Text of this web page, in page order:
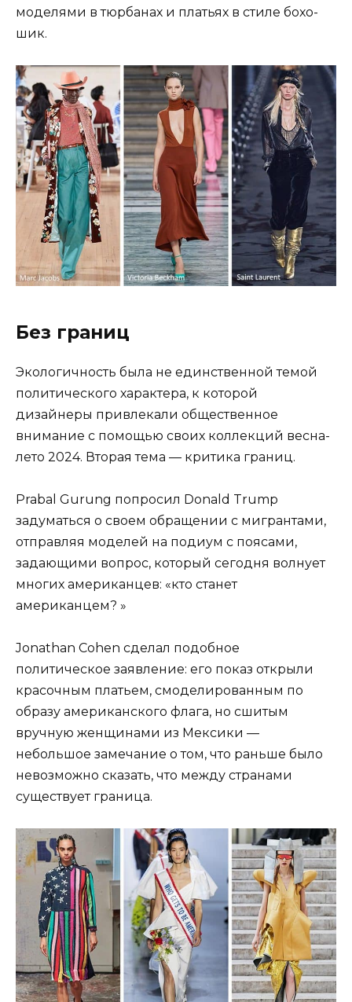
моделями в тюрбанах и платьях в стиле бохо-
шик.
Без границ
Экологичность была не единственной темой
политического характера, к которой
дизайнеры привлекали общественное
внимание с помощью своих коллекций весна-
лето 2024. Вторая тема — критика границ.
Prabal Gurung попросил Donald Trump
задуматься о своем обращении с мигрантами,
отправляя моделей на подиум с поясами,
задающими вопрос, который сегодня волнует
многих американцев: «кто станет
американцем? »
Jonathan Cohen сделал подобное
политическое заявление: его показ открыли
красочным платьем, смоделированным по
образу американского флага, но сшитым
вручную женщинами из Мексики —
небольшое замечание о том, что раньше было
невозможно сказать, что между странами
существует граница.